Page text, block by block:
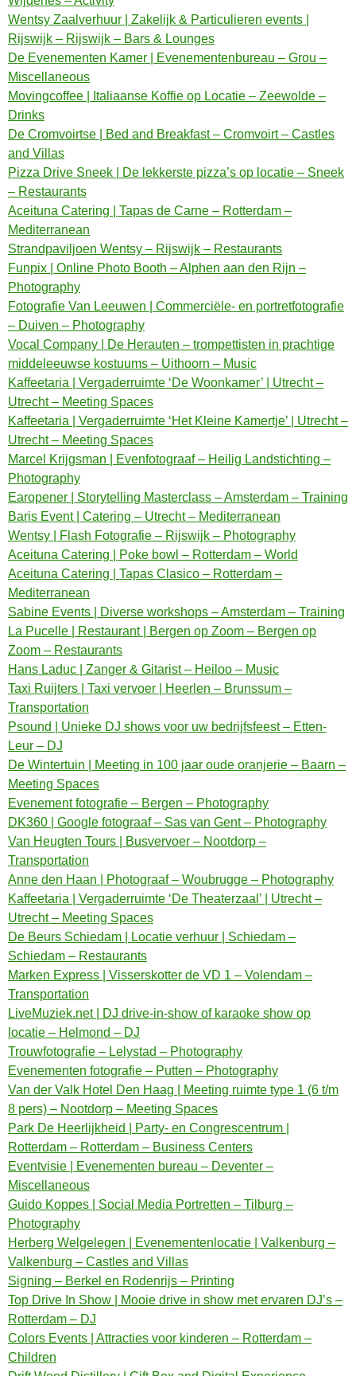
Wentsy Zaalverhuur | Zakelijk & Particulieren events |
Rijswijk – Rijswijk – Bars & Lounges
De Evenementen Kamer | Evenementenbureau – Grou –
Miscellaneous
Movingcoffee | Italiaanse Koffie op Locatie – Zeewolde –
Drinks
De Cromvoirtse | Bed and Breakfast – Cromvoirt – Castles
and Villas
Pizza Drive Sneek | De lekkerste pizza’s op locatie – Sneek
– Restaurants
Aceituna Catering | Tapas de Carne – Rotterdam –
Mediterranean
Strandpaviljoen Wentsy – Rijswijk – Restaurants
Funpix | Online Photo Booth – Alphen aan den Rijn –
Photography
Fotografie Van Leeuwen | Commerciële- en portretfotografie
– Duiven – Photography
Vocal Company | De Herauten – trompettisten in prachtige
middeleeuwse kostuums – Uithoorn – Music
Kaffeetaria | Vergaderruimte ‘De Woonkamer’ | Utrecht –
Utrecht – Meeting Spaces
Kaffeetaria | Vergaderruimte ‘Het Kleine Kamertje’ | Utrecht –
Utrecht – Meeting Spaces
Marcel Krijgsman | Evenfotograaf – Heilig Landstichting –
Photography
Earopener | Storytelling Masterclass – Amsterdam – Training
Baris Event | Catering – Utrecht – Mediterranean
Wentsy | Flash Fotografie – Rijswijk – Photography
Aceituna Catering | Poke bowl – Rotterdam – World
Aceituna Catering | Tapas Clasico – Rotterdam –
Mediterranean
Sabine Events | Diverse workshops – Amsterdam – Training
La Pucelle | Restaurant | Bergen op Zoom – Bergen op
Zoom – Restaurants
Hans Laduc | Zanger & Gitarist – Heiloo – Music
Taxi Ruijters | Taxi vervoer | Heerlen – Brunssum –
Transportation
Psound | Unieke DJ shows voor uw bedrijfsfeest – Etten-
Leur – DJ
De Wintertuin | Meeting in 100 jaar oude oranjerie – Baarn –
Meeting Spaces
Evenement fotografie – Bergen – Photography
DK360 | Google fotograaf – Sas van Gent – Photography
Van Heugten Tours | Busvervoer – Nootdorp –
Transportation
Anne den Haan | Photograaf – Woubrugge – Photography
Kaffeetaria | Vergaderruimte ‘De Theaterzaal’ | Utrecht –
Utrecht – Meeting Spaces
De Beurs Schiedam | Locatie verhuur | Schiedam –
Schiedam – Restaurants
Marken Express | Visserskotter de VD 1 – Volendam –
Transportation
LiveMuziek.net | DJ drive-in-show of karaoke show op
locatie – Helmond – DJ
Trouwfotografie – Lelystad – Photography
Evenementen fotografie – Putten – Photography
Van der Valk Hotel Den Haag | Meeting ruimte type 1 (6 t/m
8 pers) – Nootdorp – Meeting Spaces
Park De Heerlijkheid | Party- en Congrescentrum |
Rotterdam – Rotterdam – Business Centers
Eventvisie | Evenementen bureau – Deventer –
Miscellaneous
Guido Koppes | Social Media Portretten – Tilburg –
Photography
Herberg Welgelegen | Evenementenlocatie | Valkenburg –
Valkenburg – Castles and Villas
Signing – Berkel en Rodenrijs – Printing
Top Drive In Show | Mooie drive in show met ervaren DJ’s –
Rotterdam – DJ
Colors Events | Attracties voor kinderen – Rotterdam –
Children